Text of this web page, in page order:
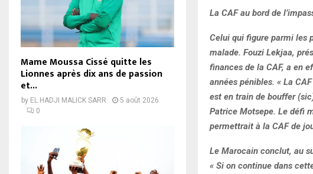
La CAF au bord de
Celui qui figure parmi les
malade. Fouzi Lekjaa,
finances de la CAF, a en
années pénibles. « La
est en train de bouffer
Patrice Motsepe. Le défi
permettrait à la CAF de
Le Marocain conclut, au
« Si on continue dans
Mame Moussa Cissé quitte les
Lionnes après dix ans de passion
et...
by EL HADJI MALICK SARR
5 août 2026
0